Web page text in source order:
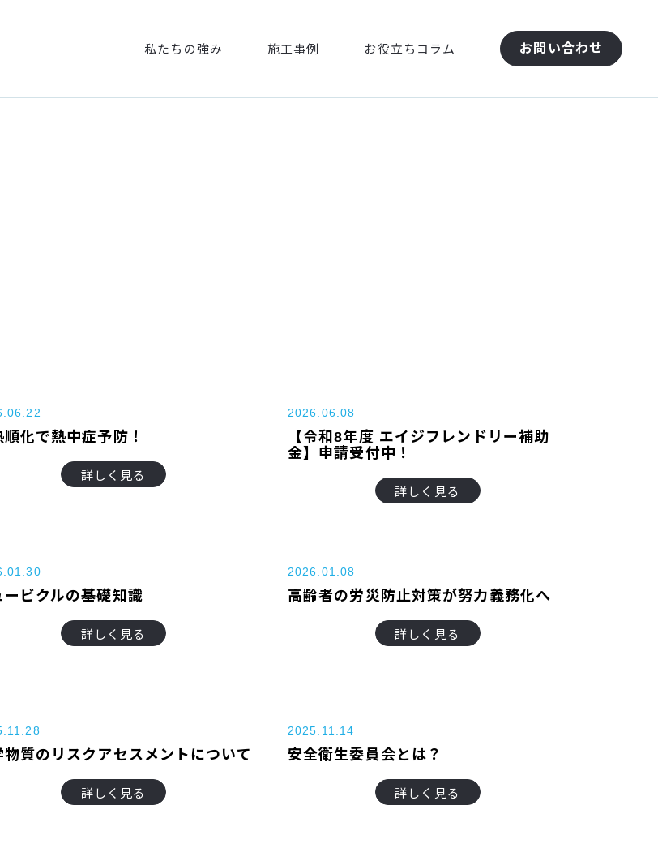
私たちの強み 施工事例 お役立ちコラム お問い合わせ
順化で熱中症予防！
詳しく見る
2026.06.08
【令和8年度 エイジフレンドリー補助
金】申請受付中！
詳しく見る
ービクルの基礎知識
詳しく見る
2026.01.08
高齢者の労災防止対策が努力義務化へ
詳しく見る
物質のリスクアセスメントについて
詳しく見る
2025.11.14
安全衛生委員会とは？
詳しく見る